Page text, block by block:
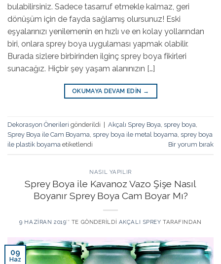
bulabilirsiniz. Sadece tasarruf etmekle kalmaz, geri
dönüşüm için de fayda sağlamış olursunuz! Eski
eşyalarınızı yenilemenin en hızlı ve en kolay yollarından
biri, onlara sprey boya uygulaması yapmak olabilir.
Burada sizlere birbirinden ilginç sprey boya fikirleri
sunacağız. Hiçbir şey yaşam alanınızın […]
OKUMAYA DEVAM EDIN →
Dekorasyon Önerileri gönderildi Akçalı Sprey Boya, sprey boya,
Sprey Boya ile Cam Boyama, sprey boya ile metal boyama, sprey boya
ile plastik boyama etiketlendi Bir yorum bırak
NASIL YAPILIR
Sprey Boya ile Kavanoz Vazo Şişe Nasıl
Boyanır Sprey Boya Cam Boyar Mı?
9 HAZIRAN 2019’' TE GÖNDERILDI AKÇALI SPREY TARAFINDAN
09
Haz